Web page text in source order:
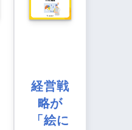
経営戦
略が
「絵に